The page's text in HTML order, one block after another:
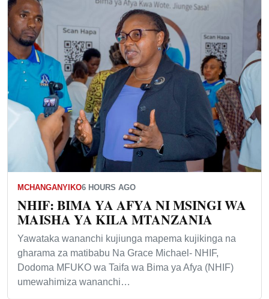
MCHANGANYIKO6 HOURS AGO
NHIF: BIMA YA AFYA NI MSINGI WA
MAISHA YA KILA MTANZANIA
Yawataka wananchi kujiunga mapema kujikinga na
gharama za matibabu Na Grace Michael- NHIF,
Dodoma MFUKO wa Taifa wa Bima ya Afya (NHIF)
umewahimiza wananchi…